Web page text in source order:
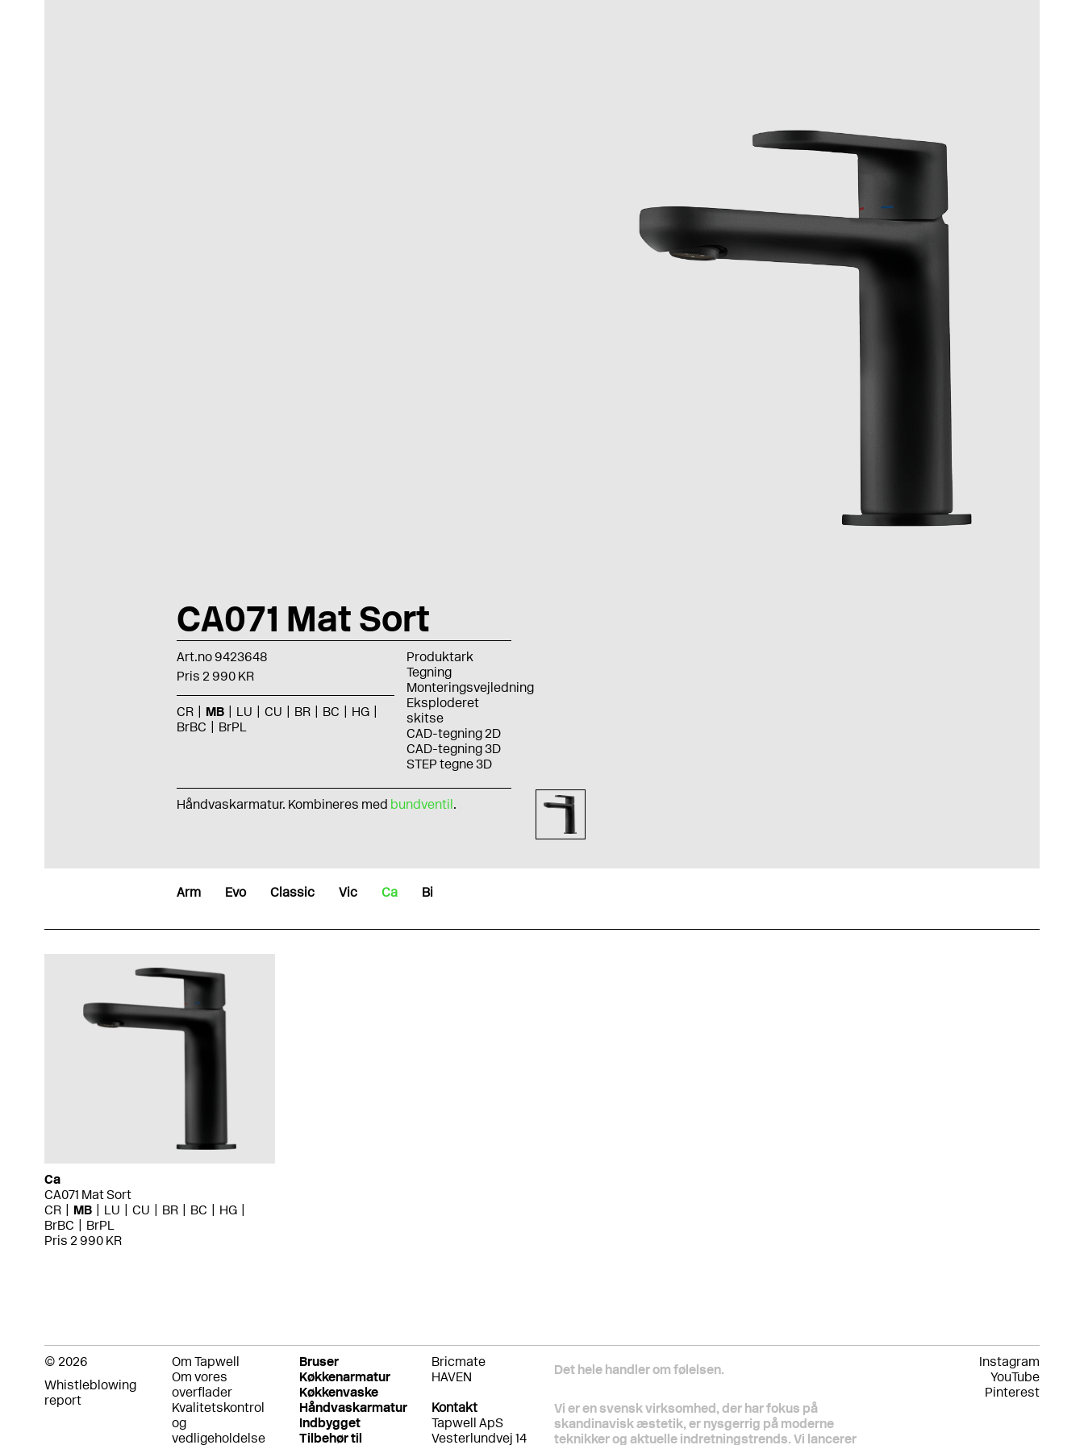
CA071 Mat Sort
Art.no 9423648
Pris 2 990 KR
CR MB LU CU BR BC
HG
BrBC
BrPL
Produktark
Tegning
Monteringsvejledning
Eksploderet
skitse
CAD-tegning 2D
CAD-tegning 3D
STEP tegne 3D
Håndvaskarmatur. Kombineres med bundventil.
Arm Evo Classic Vic Ca Bi
Ca
CA071 Mat Sort
CR
MB LU CU BR BC
HG
BrBC
BrPL
Pris 2 990 KR
© 2026
Whistleblowing
report
Om Tapwell
Om vores
overflader
Kvalitetskontrol
og
vedligeholdelse
Bruser
Køkkenarmatur
Køkkenvaske
Håndvaskarmatur
Indbygget
Tilbehør til
Bricmate
HAVEN
Kontakt
Tapwell ApS
Vesterlundvej 14
Det hele handler om følelsen.
Vi er en svensk virksomhed, der har fokus på
skandinavisk æstetik, er nysgerrig på moderne
teknikker og aktuelle indretningstrends. Vi lancerer
Instagram
YouTube
Pinterest